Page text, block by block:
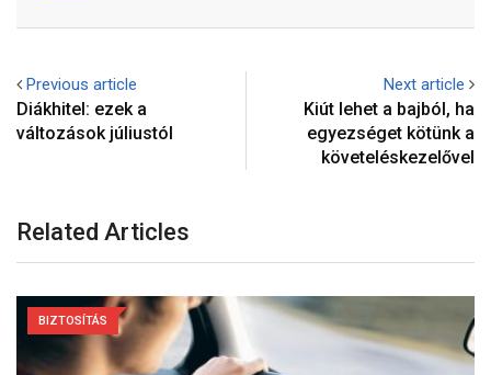
Previous article
Diákhitel: ezek a
változások júliustól
Next article
Kiút lehet a bajból, ha
egyezséget kötünk a
követeléskezelővel
Related Articles
BIZTOSÍTÁS